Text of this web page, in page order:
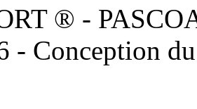
® -
- Conception